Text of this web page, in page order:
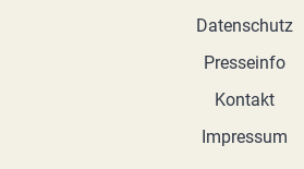
Datenschutz
Presseinfo
Kontakt
Impressum